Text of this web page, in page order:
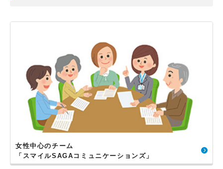
女性中心のチーム
「スマイルSAGAコミュニケーションズ」